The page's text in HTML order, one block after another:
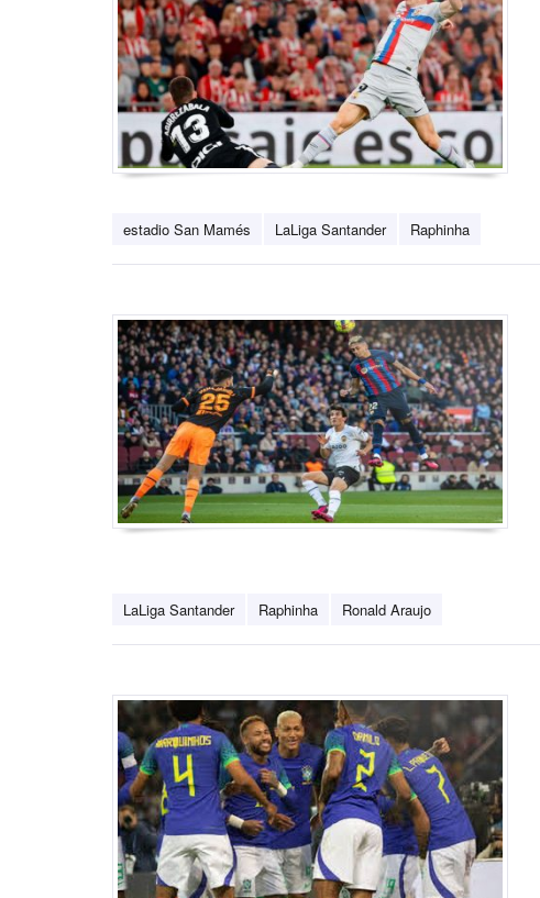
estadio San Mamés LaLiga Santander Raphinha
LaLiga Santander Raphinha Ronald Araujo